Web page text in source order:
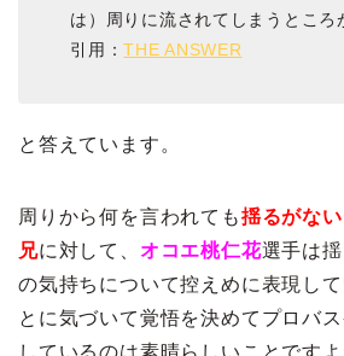
は）周りに流されてしまうところ
引用：THE ANSWER
と答えています。
周りから何を言われても揺るがな
兄に対して、 オコエ桃仁花選手は
の気持ちについて控えめに表現し
とに気づいて覚悟を決めてプロバ
しているのは素晴らしいことですよ